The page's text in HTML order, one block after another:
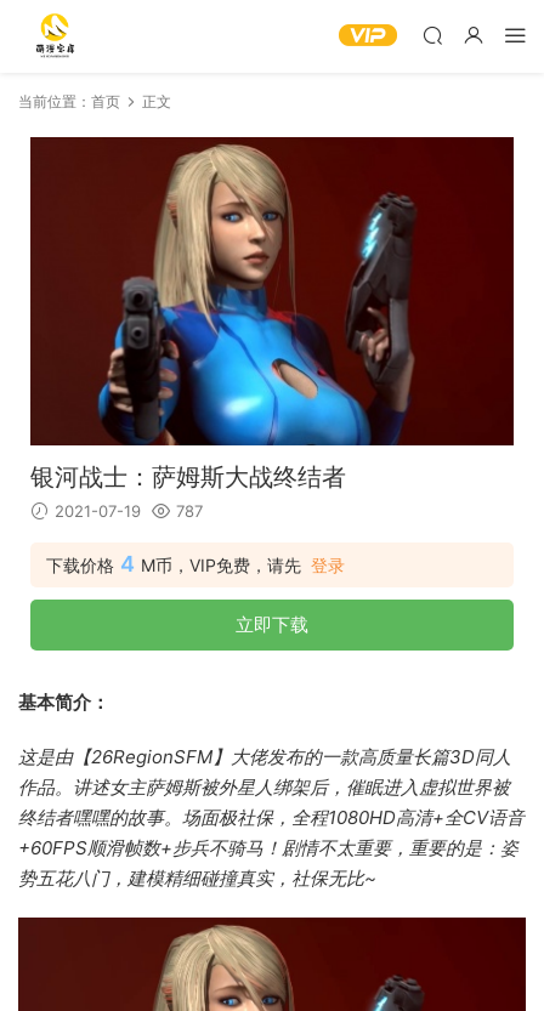
当前位置： 首页 正文
银河战士：萨姆斯大战终结者
2021-07-19 787
下载价格 4 M币，VIP免费，请先 登录
立即下载
基本简介：
这是由【26RegionSFM】大佬发布的一款高质量长篇3D同人
作品。讲述女主萨姆斯被外星人绑架后，催眠进入虚拟世界被
终结者嘿嘿的故事。 场面极社保，全程1080HD高清+全CV语音
+60FPS顺滑帧数+步兵不骑马！ 剧情不太重要，重要的是：姿
势五花八门，建模精细碰撞真实，社保无比~